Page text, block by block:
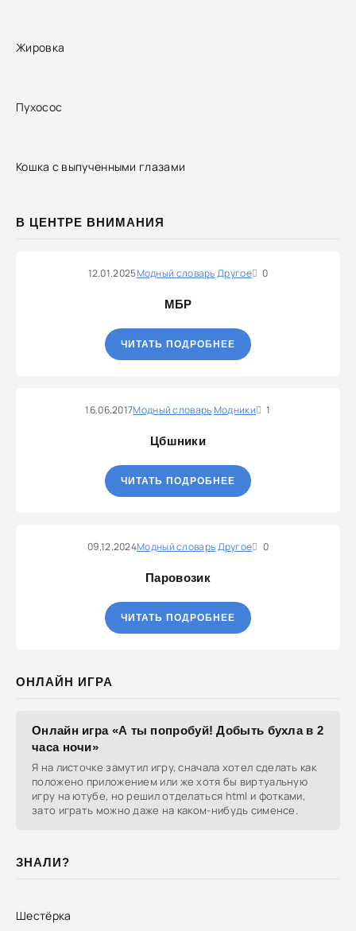
Жировка
Пухосос
Кошка с выпученными глазами
В ЦЕНТРЕ ВНИМАНИЯ
12.01.2025Модный словарьДругое 0
МБР
ЧИТАТЬ ПОДРОБНЕЕ
16.06.2017Модный словарьМодники 1
Цбшники
ЧИТАТЬ ПОДРОБНЕЕ
09.12.2024Модный словарьДругое 0
Паровозик
ЧИТАТЬ ПОДРОБНЕЕ
ОНЛАЙН ИГРА
Онлайн игра «А ты попробуй! Добыть бухла в 2
часа ночи»
Я на листочке замутил игру, сначала хотел сделать как
положено приложением или же хотя бы виртуальную
игру на ютубе, но решил отделаться html и фотками,
зато играть можно даже на каком-нибудь сименсе.
ЗНАЛИ?
Шестёрка